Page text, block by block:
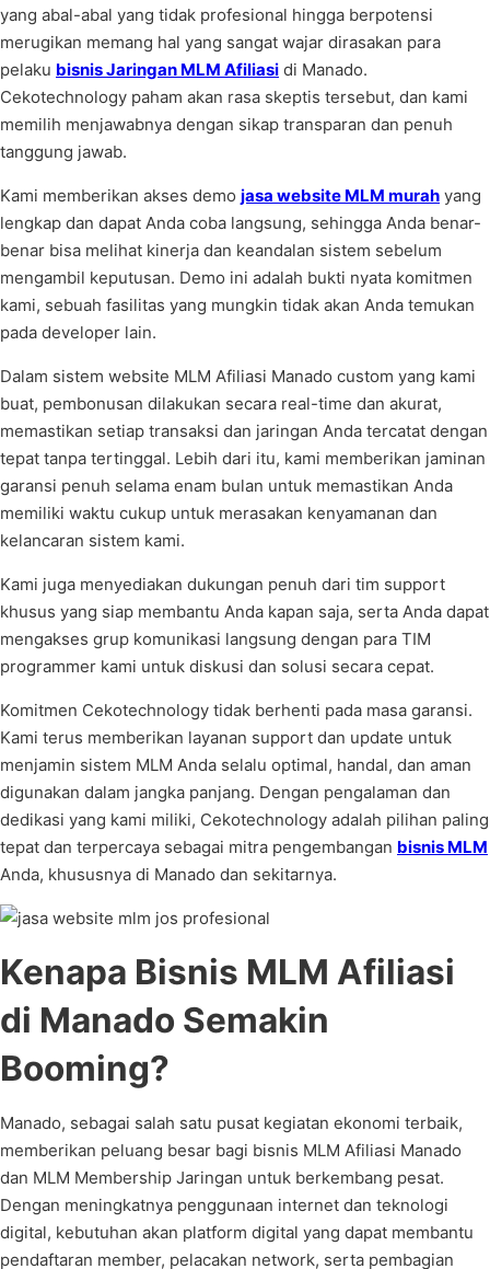
yang abal-abal yang tidak profesional hingga berpotensi
merugikan memang hal yang sangat wajar dirasakan para
pelaku bisnis Jaringan MLM Afiliasi di Manado.
Cekotechnology paham akan rasa skeptis tersebut, dan kami
memilih menjawabnya dengan sikap transparan dan penuh
tanggung jawab.
Kami memberikan akses demo jasa website MLM murah yang
lengkap dan dapat Anda coba langsung, sehingga Anda benar-
benar bisa melihat kinerja dan keandalan sistem sebelum
mengambil keputusan. Demo ini adalah bukti nyata komitmen
kami, sebuah fasilitas yang mungkin tidak akan Anda temukan
pada developer lain.
Dalam sistem website MLM Afiliasi Manado custom yang kami
buat, pembonusan dilakukan secara real-time dan akurat,
memastikan setiap transaksi dan jaringan Anda tercatat dengan
tepat tanpa tertinggal. Lebih dari itu, kami memberikan jaminan
garansi penuh selama enam bulan untuk memastikan Anda
memiliki waktu cukup untuk merasakan kenyamanan dan
kelancaran sistem kami.
Kami juga menyediakan dukungan penuh dari tim support
khusus yang siap membantu Anda kapan saja, serta Anda dapat
mengakses grup komunikasi langsung dengan para TIM
programmer kami untuk diskusi dan solusi secara cepat.
Komitmen Cekotechnology tidak berhenti pada masa garansi.
Kami terus memberikan layanan support dan update untuk
menjamin sistem MLM Anda selalu optimal, handal, dan aman
digunakan dalam jangka panjang. Dengan pengalaman dan
dedikasi yang kami miliki, Cekotechnology adalah pilihan paling
tepat dan terpercaya sebagai mitra pengembangan bisnis MLM
Anda, khususnya di Manado dan sekitarnya.
Kenapa Bisnis MLM Afiliasi
di Manado Semakin
Booming?
Manado, sebagai salah satu pusat kegiatan ekonomi terbaik,
memberikan peluang besar bagi bisnis MLM Afiliasi Manado
dan MLM Membership Jaringan untuk berkembang pesat.
Dengan meningkatnya penggunaan internet dan teknologi
digital, kebutuhan akan platform digital yang dapat membantu
pendaftaran member, pelacakan network, serta pembagian